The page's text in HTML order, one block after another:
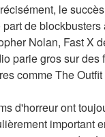
le
part de
Nolan, Fast X
parie gros sur
comme The
d'horreur ont
important